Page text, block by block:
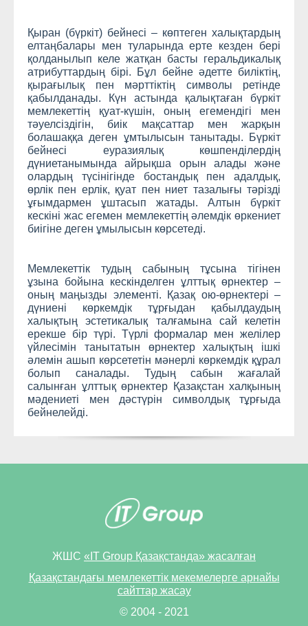
Қыран (бүркіт) бейнесі – көптеген халықтардың
елтаңбалары мен туларында ерте кезден бері
қолданылып келе жатқан басты геральдикалық
атрибуттардың бірі. Бұл бейне әдетте биліктің,
қырағылық пен мәрттіктің символы ретінде
қабылданады. Күн астында қалықтаған бүркіт
мемлекеттің қуат-күшін, оның егемендігі мен
тәуелсіздігін, биік мақсаттар мен жарқын
болашаққа деген ұмтылысын танытады. Бүркіт
бейнесі еуразиялық көшпенділердің
дүниетанымында айрықша орын алады және
олардың түсінігінде бостандық пен адалдық,
өрлік пен ерлік, қуат пен ниет тазалығы тәрізді
ұғымдармен ұштасып жатады. Алтын бүркіт
кескіні жас егемен мемлекеттің әлемдік өркениет
биігіне деген ұмылысын көрсетеді.
Мемлекеттік тудың сабының тұсына тігінен
ұзына бойына кескінделген ұлттық өрнектер –
оның маңызды элементі. Қазақ ою-өрнектері –
дүниені көркемдік тұрғыдан қабылдаудың
халықтың эстетикалық талғамына сай келетін
ерекше бір түрі. Түрлі формалар мен желілер
үйлесімін танытатын өрнектер халықтың ішкі
әлемін ашып көрсететін мәнерлі көркемдік құрал
болып саналады. Тудың сабын жағалай
салынған ұлттық өрнектер Қазақстан халқының
мәдениеті мен дәстүрін символдық тұрғыда
бейнелейді.
ЖШС «IT Group Қазақстанда» жасалған
Қазақстандағы мемлекеттік мекемелерге арнайы
сайттар жасау
© 2004 - 2021